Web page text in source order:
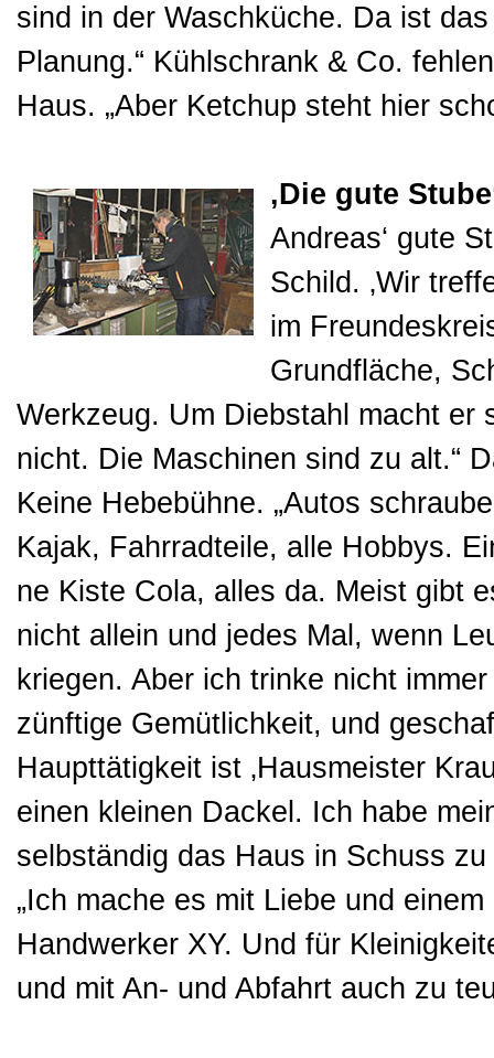
sind in der Waschküche. Da ist
Planung.“ Kühlschrank & Co.
Haus. „Aber Ketchup steht hier
‚Die gute
Andreas‘ gute
Schild. ‚Wir
im
Grundfläche,
Werkzeug. Um Diebstahl macht er
nicht. Die Maschinen sind zu alt.“
Keine Hebebühne. „Autos
Kajak, Fahrradteile, alle Hobbys.
ne Kiste Cola, alles da. Meist gibt
nicht allein und jedes Mal, wenn
kriegen. Aber ich trinke nicht
zünftige Gemütlichkeit, und
Haupttätigkeit ist ‚Hausmeister
einen kleinen Dackel. Ich habe
selbständig das Haus in Schuss
„Ich mache es mit Liebe und
Handwerker XY. Und für
und mit An- und Abfahrt auch zu